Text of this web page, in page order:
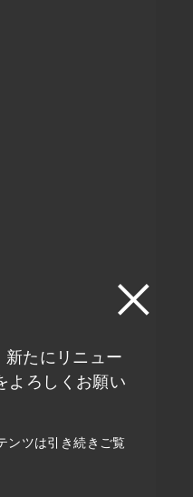
たにリニュー
よろしくお願い
ンツは引き続きご覧